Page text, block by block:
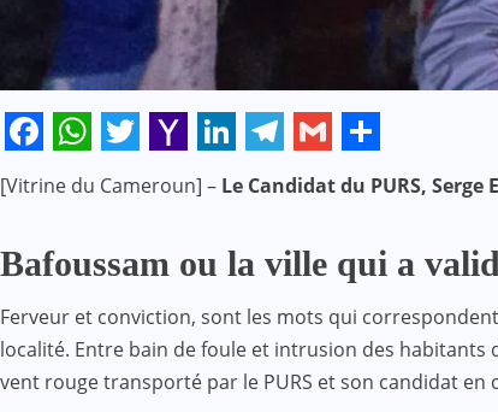
Facebook
WhatsApp
Twitter
Yahoo
Mail
LinkedIn
Telegram
GmailShare
[Vitrine du Cameroun] – Le Candidat du PURS, Serge
Bafoussam ou la ville qui a
Ferveur et conviction, sont les mots qui
localité. Entre bain de foule et intrusion des
vent rouge transporté par le PURS et son candidat en